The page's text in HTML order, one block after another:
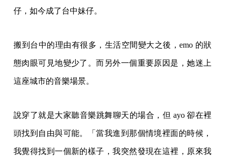
仔，如今成了台中妹仔。
搬到台中的理由有很多，生活空間變大之後，emo 的狀
態肉眼可見地變少了。而另外一個重要原因是，她迷上
這座城市的音樂場景。
說穿了就是大家聽音樂跳舞聊天的場合，但 ayo 卻在裡
頭找到自由與可能。「當我進到那個情境裡面的時候，
我覺得找到一個新的樣子，我突然發現在這裡，原來我